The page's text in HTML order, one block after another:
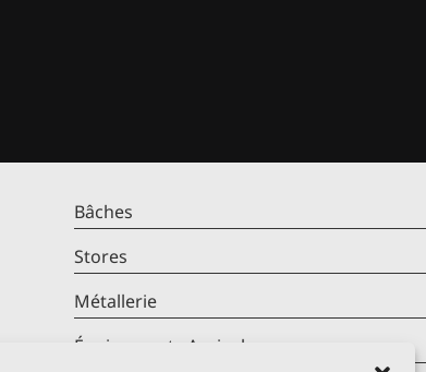
Bâches
Stores
Métallerie
Équipements Agricoles